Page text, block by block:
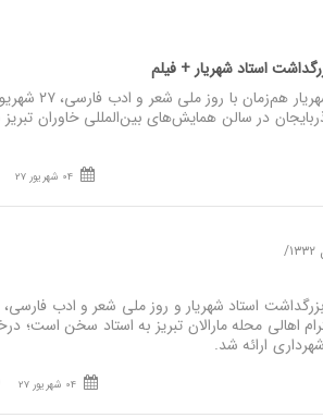
استاد شهریار + فیلم
نصر: مراسم اختتامیه کنگره بین‌المللی
در سالن همایش‌های بین‌المللی خاوران تبریز
04 شهریور 27
استاد شهریار و روز ملی شعر و ادب فارسی،
محله مارالان تبریز به استاد سخن است؛
04 شهریور 27